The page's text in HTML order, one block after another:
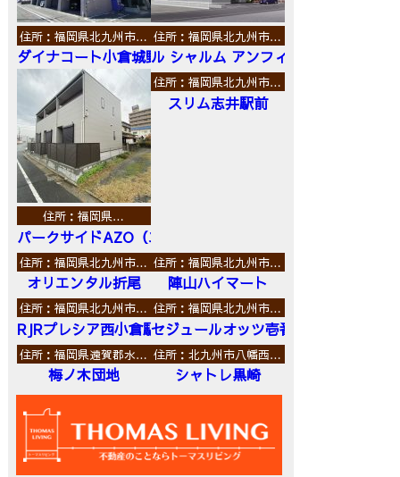
住所：福岡県北九州市…
ダイナコート小倉城野
住所：福岡県北九州市…
ル シャルム アンフィニ
住所：福岡県…
パークサイドAZO（エーゼットオー）
住所：福岡県北九州市…
スリム志井駅前
住所：福岡県北九州市…
オリエンタル折尾
住所：福岡県北九州市…
陣山ハイマート
住所：福岡県北九州市…
RJRプレシア西小倉駅前
住所：福岡県北九州市…
セジュールオッツ壱番館
住所：福岡県遠賀郡水…
梅ノ木団地
住所：北九州市八幡西…
シャトレ黒崎